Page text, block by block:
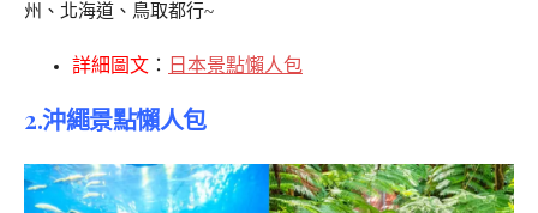
州、北海道、鳥取都行~
詳細圖文 ： 日本景點懶人包
2.沖繩景點懶人包